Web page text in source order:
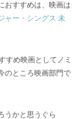
おすすめは、映画は
ャー・シングス 未
すめ映画としてノミ
のところ映画部門で
うかと思うぐら